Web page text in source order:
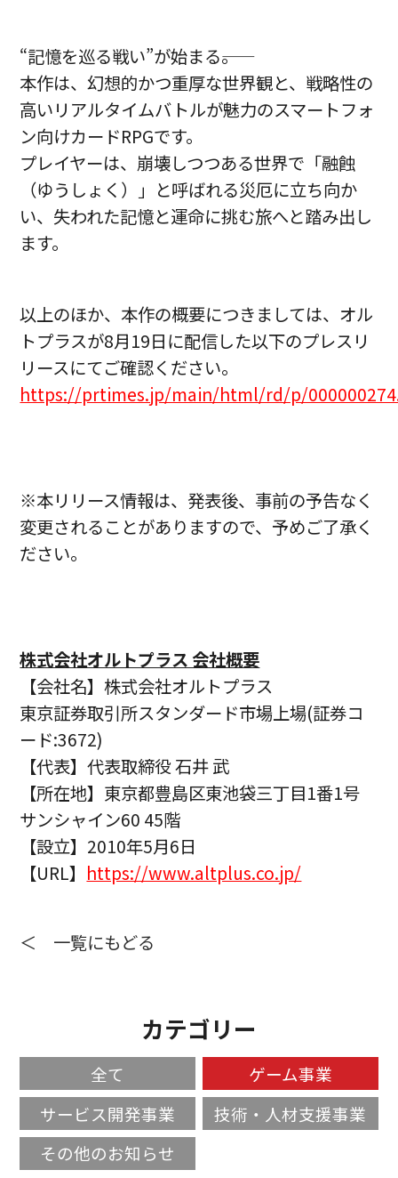
“記憶を巡る戦い”が始まる――。
本作は、幻想的かつ重厚な世界観と、戦略性の
高いリアルタイムバトルが魅力のスマートフォ
ン向けカードRPGです。
プレイヤーは、崩壊しつつある世界で「融蝕
（ゆうしょく）」と呼ばれる災厄に立ち向か
い、失われた記憶と運命に挑む旅へと踏み出し
ます。
以上のほか、本作の概要につきましては、オル
トプラスが8月19日に配信した以下のプレスリ
リースにてご確認ください。
https://prtimes.jp/main/html/rd/p/
※本リリース情報は、発表後、事前の予告なく
変更されることがありますので、予めご了承く
ださい。
株式会社オルトプラス 会社概要
【会社名】株式会社オルトプラス
東京証券取引所スタンダード市場上場(証券コ
ード:3672)
【代表】代表取締役 ⽯井 武
【所在地】東京都豊島区東池袋三丁⽬1番1号
サンシャイン60 45階
【設⽴】2010年5⽉6⽇
【URL】 https://www.altplus.co.jp/
＜ 一覧にもどる
カテゴリー
全て
ゲーム事業
サービス開発事業
技術・人材支援事業
その他のお知らせ